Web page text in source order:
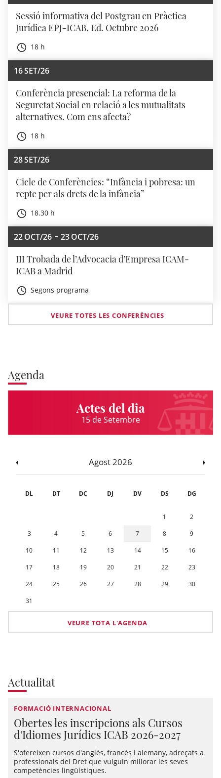
Sessió informativa del Postgrau en Pràctica
Jurídica EPJ-ICAB. Ed. Octubre 2026
18 h
16SET/26
Conferència presencial: La reforma de la
Seguretat Social en relació a les mutualitats
alternatives. Com ens afecta?
18 h
28SET/26
Cicle de Conferències: “Infància i pobresa: un
repte per als drets de la infància”
18.30 h
22OCT/26 23OCT/26
III Trobada de l’Advocacia d’Empresa ICAM-
ICAB a Madrid
Segons programa
VEURE TOTES LES CONFERÈNCIES
Agenda
Actes del dia
15 de Setembre
Agost 2026
DL DT DC DJ DV DS DG
1
2
3
4 5 6 7 8
9
10
11 12 13 14 15
16
17
18 19 20 21 22
23
24
25 26 27 28 29
30
31
VEURE TOTA L'AGENDA
Actualitat
FORMACIÓ INTERNACIONAL
Obertes les inscripcions als Cursos
d'Idiomes Jurídics ICAB 2026-2027
S'ofereixen cursos d'anglès, francès i alemany, adreçats a
professionals del Dret que vulguin millorar les seves
competències lingüístiques.